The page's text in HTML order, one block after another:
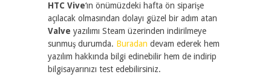
HTC Vive‘ın önümüzdeki hafta ön siparişe
açılacak olmasından dolayı güzel bir adım atan
Valve yazılımı Steam üzerinden indirilmeye
sunmuş durumda. Buradan devam ederek hem
yazılım hakkında bilgi edinebilir hem de indirip
bilgisayarınızı test edebilirsiniz.